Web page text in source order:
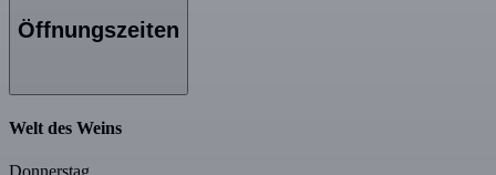
Öffnungszeiten
Welt des Weins
Donnerstag